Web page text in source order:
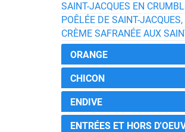
SAINT-JACQUES EN
POÊLÉE DE SAINT-
CRÈME SAFRANÉE AUX
ORANGE
CHICON
ENDIVE
ENTRÉES ET HORS